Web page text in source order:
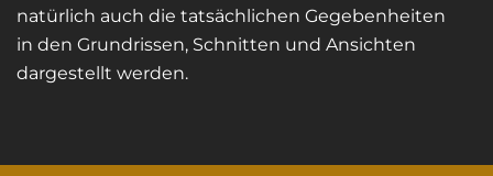
natürlich auch die tatsächlichen Gegebenheiten
in den Grundrissen, Schnitten und Ansichten
dargestellt werden.